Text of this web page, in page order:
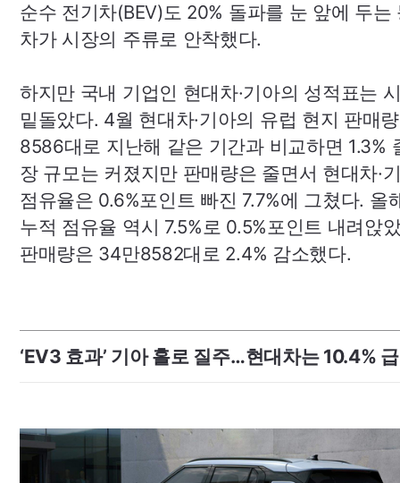
순수 전기차(BEV)도 20% 돌파를 눈 앞에 두는
차가 시장의 주류로 안착했다.
하지만 국내 기업인 현대차·기아의 성적표는
밑돌았다. 4월 현대차·기아의 유럽 현지 판매
8586대로 지난해 같은 기간과 비교하면 1.3%
장 규모는 커졌지만 판매량은 줄면서 현대차·
점유율은 0.6%포인트 빠진 7.7%에 그쳤다. 올
누적 점유율 역시 7.5%로 0.5%포인트 내려앉
판매량은 34만8582대로 2.4% 감소했다.
‘EV3 효과’ 기아 홀로 질주…현대차는 10.4%